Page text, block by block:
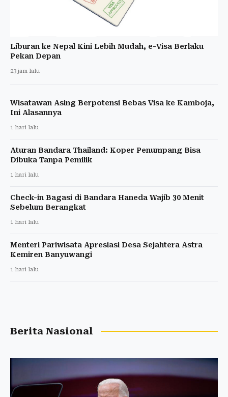
Liburan ke Nepal Kini Lebih Mudah, e-Visa Berlaku
Pekan Depan
23 jam lalu
Wisatawan Asing Berpotensi Bebas Visa ke Kamboja,
Ini Alasannya
1 hari lalu
Aturan Bandara Thailand: Koper Penumpang Bisa
Dibuka Tanpa Pemilik
1 hari lalu
Check-in Bagasi di Bandara Haneda Wajib 30 Menit
Sebelum Berangkat
1 hari lalu
Menteri Pariwisata Apresiasi Desa Sejahtera Astra
Kemiren Banyuwangi
1 hari lalu
Berita Nasional